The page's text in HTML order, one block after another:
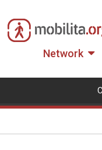
Network